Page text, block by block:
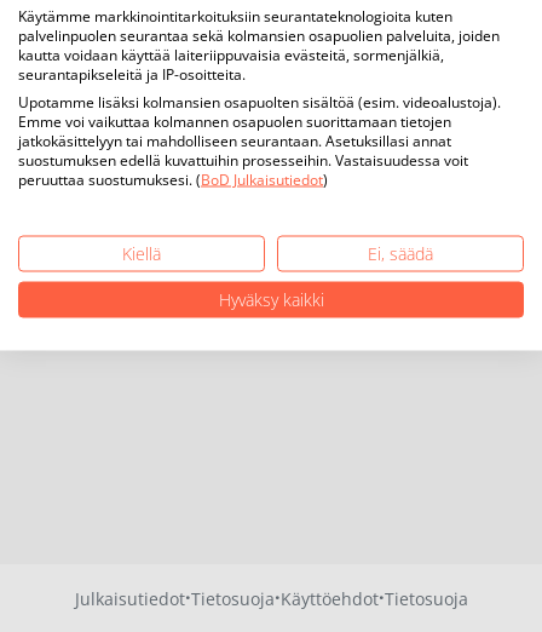
Julkaisutiedot·Tietosuoja·Käyttöehdot·Tietosuoja
Käytämme markkinointitarkoituksiin seurantateknologioita kuten
palvelinpuolen seurantaa sekä kolmansien osapuolien palveluita, joiden
kautta voidaan käyttää laiteriippuvaisia evästeitä, sormenjälkiä,
seurantapikseleitä ja IP-osoitteita.
Upotamme lisäksi kolmansien osapuolten sisältöä (esim. videoalustoja).
Emme voi vaikuttaa kolmannen osapuolen suorittamaan tietojen
jatkokäsittelyyn tai mahdolliseen seurantaan. Asetuksillasi annat
suostumuksen edellä kuvattuihin prosesseihin. Vastaisuudessa voit
peruuttaa suostumuksesi. (BoD Julkaisutiedot)
Kiellä
Ei, säädä
Hyväksy kaikki